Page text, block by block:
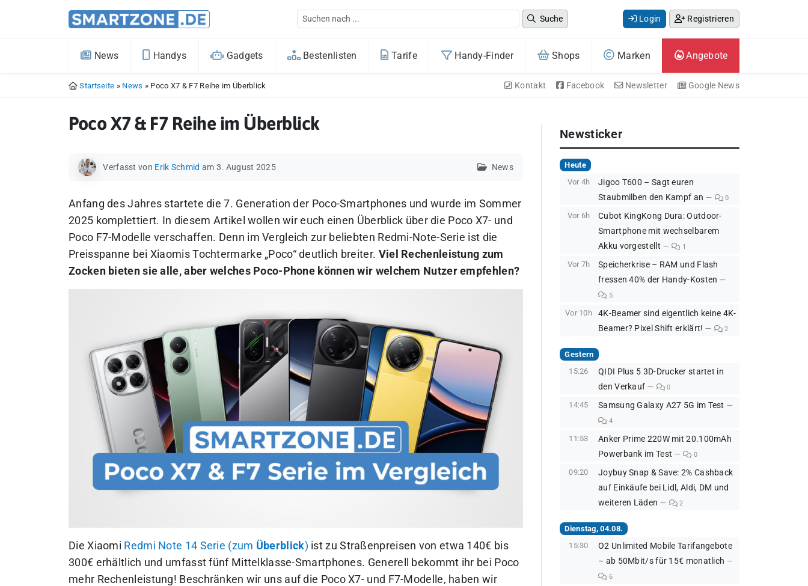
Suche Login Registrieren
News Handys Gadgets Bestenlisten Tarife Handy-Finder Shops Marken Angebote
Startseite » News » Poco X7 & F7 Reihe im Überblick Kontakt Facebook Newsletter Google News
Poco X7 & F7 Reihe im Überblick
Verfasst von Erik Schmid am 3. August 2025 News
Anfang des Jahres startete die 7. Generation der Poco-Smartphones und wurde im Sommer
2025 komplettiert. In diesem Artikel wollen wir euch einen Überblick über die Poco X7- und
Poco F7-Modelle verschaffen. Denn im Vergleich zur beliebten Redmi-Note-Serie ist die
Preisspanne bei Xiaomis Tochtermarke „Poco“ deutlich breiter. Viel Rechenleistung zum
Zocken bieten sie alle, aber welches Poco-Phone können wir welchem Nutzer empfehlen?
Die Xiaomi Redmi Note 14 Serie (zum Überblick) ist zu Straßenpreisen von etwa 140€ bis
300€ erhältlich und umfasst fünf Mittelklasse-Smartphones. Generell bekommt ihr bei Poco
mehr Rechenleistung! Beschränken wir uns auf die Poco X7- und F7-Modelle, haben wir
Newsticker
Heute
Vor 4h
Jigoo T600 – Sagt euren
Staubmilben den Kampf an
0
Vor 6h
Cubot KingKong Dura: Outdoor-
Smartphone mit wechselbarem
Akku vorgestellt
1
Vor 7h
Speicherkrise – RAM und Flash
fressen 40% der Handy-Kosten
5
Vor 10h
4K-Beamer sind eigentlich keine 4K-
Beamer? Pixel Shift erklärt!
2
Gestern
15:26
QIDI Plus 5 3D-Drucker startet in
den Verkauf
0
14:45 Samsung Galaxy A27 5G im Test
4
11:53
Anker Prime 220W mit 20.100mAh
Powerbank im Test
0
09:20
Joybuy Snap & Save: 2% Cashback
auf Einkäufe bei Lidl, Aldi, DM und
weiteren Läden
2
Dienstag, 04.08.
15:30
O2 Unlimited Mobile Tarifangebote
– ab 50Mbit/s für 15€ monatlich
6